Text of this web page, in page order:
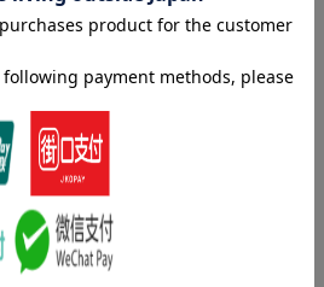
グループにすると覚えやすい単語を
て特集。赤セルシート付き。
ナップ（別売）として、覚えておく
暗記カード」や1800語を書いて覚え
。
習アプリ「学びの友」もおすすめで
」に対応しています（2026年春対応
ト（"学びの友"で検索！）をご覧くだ
て選んだ、頻出の1800語を「でる
配列しました。入試によくでる順に学